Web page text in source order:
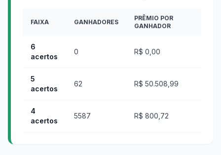
FAIXA GANHADORES
PRÊMIO POR
GANHADOR
6
acertos
0 R$ 0,00
5
acertos
62 R$ 50.508,99
4
acertos
5587 R$ 800,72